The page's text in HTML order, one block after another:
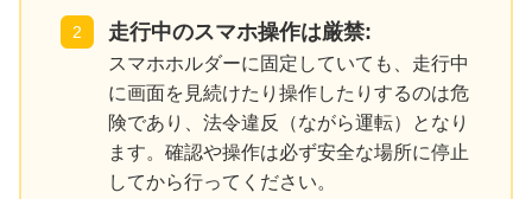
走行中のスマホ操作は厳禁:
スマホホルダーに固定していても、走行中
に画面を見続けたり操作したりするのは危
険であり、法令違反（ながら運転）となり
ます。確認や操作は必ず安全な場所に停止
してから行ってください。